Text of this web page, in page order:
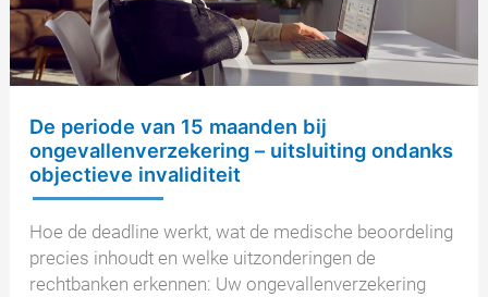
De periode van 15 maanden bij
ongevallenverzekering – uitsluiting ondanks
objectieve invaliditeit
Hoe de deadline werkt, wat de medische beoordeling
precies inhoudt en welke uitzonderingen de
rechtbanken erkennen: Uw ongevallenverzekering